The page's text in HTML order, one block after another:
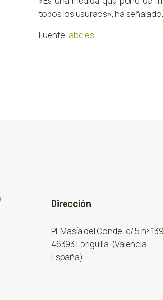
todos los usuraos», ha señalado.
Fuente: abc.es
Dirección
P.I. Masía del Conde, c/ 5 nº 139
46393 Loriguilla (Valencia,
España)